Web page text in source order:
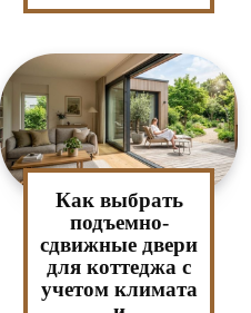
Как выбрать
подъемно-
сдвижные двери
для коттеджа с
учетом климата